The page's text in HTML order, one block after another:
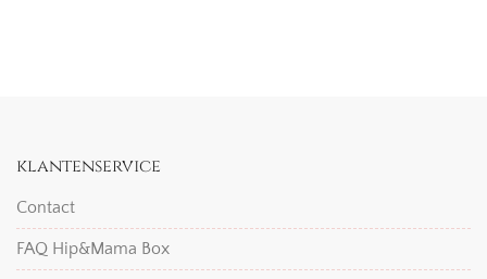
klantenservice
Contact
FAQ Hip&Mama Box